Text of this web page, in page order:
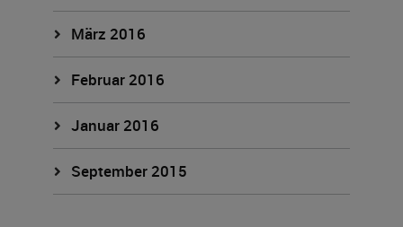
März 2016
Februar 2016
Januar 2016
September 2015